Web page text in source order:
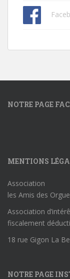
NOTRE PAGE
MENTIONS
Association
les Amis des
Association
fiscalement
18 rue Gigon La
NOTRE PAGE